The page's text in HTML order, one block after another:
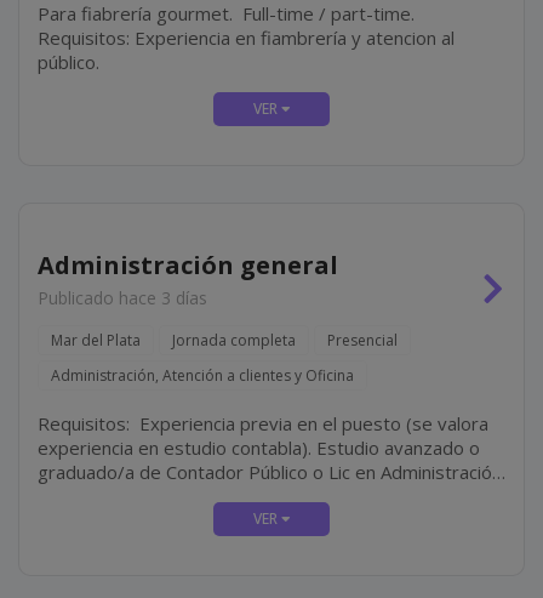
Para fiabrería gourmet. Full-time / part-time.
Requisitos: Experiencia en fiambrería y atencion al
público.
Administración general
Publicado hace 3 días
Mar del Plata Jornada completa
Presencial
Administración, Atención a clientes y Oficina
Requisitos: Experiencia previa en el puesto (se valora
experiencia en estudio contabla). Estudio avanzado o
graduado/a de Contador Público o Lic en Administración.
Perfil resolutivo, organizado y proactivo. Disponibilidad